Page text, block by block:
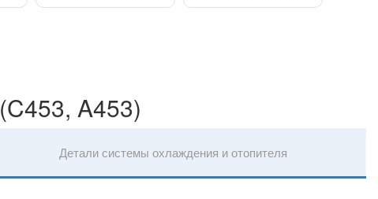
A453)
Детали системы охлаждения и отопителя